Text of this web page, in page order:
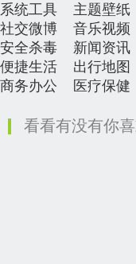
系统工具
主题壁纸
社交微博
音乐视频
安全杀毒
新闻资讯
便捷生活
出行地图
商务办公
医疗保健
看看有没有你喜